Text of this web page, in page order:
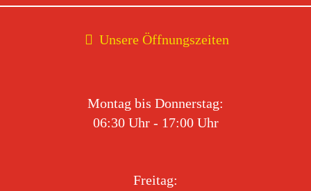
Unsere Öffnungszeiten
Montag bis Donnerstag:
06:30 Uhr - 17:00 Uhr
Freitag: